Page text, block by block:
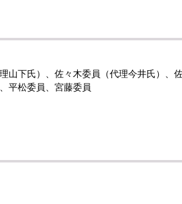
山下氏）、佐々木委員（代理今井氏）、
平松委員、宮藤委員